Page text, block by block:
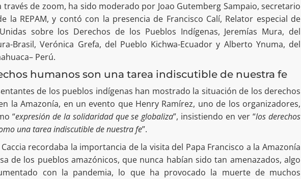
través de zoom, ha sido moderado por Joao Gutemberg Sampaio, secretario
la REPAM, y contó con la presencia de Francisco Calí, Relator especial de
sobre los Derechos de los Pueblos Indígenas, Jeremías Mura, del
Brasil, Verónica Grefa, del Pueblo Kichwa-Ecuador y Alberto Ynuma, del
Perú.
humanos son una tarea indiscutible de nuestra fe
de los pueblos indígenas han mostrado la situación de los derechos
la Amazonía, en un evento que Henry Ramírez, uno de los organizadores,
“expresión de la solidaridad que se globaliza”, insistiendo en ver “los derechos
una tarea indiscutible de nuestra fe”.
recordaba la importancia de la visita del Papa Francisco a la Amazonía
de los pueblos amazónicos, que nunca habían sido tan amenazados, algo
con la pandemia, lo que ha provocado la muerte de muchos